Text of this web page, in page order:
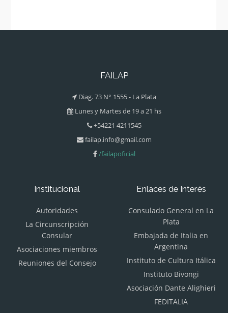
FAILAP
Diag. 73 N° 1555 - La Plata
Lunes y Martes de 19 a 21 hs
+54221 4211545
failap.info@gmail.com
/failapoficial
Institucional
Autoridades
La Circunscripción
Consular
Asociaciones miembros
Reuniones del Consejo
Enlaces de Interés
Consulado General en La
Plata
Embajada de Italia en
Argentina
Instituto de Cultura Itálica
Instituto Bivongi
Asociación Dante Alighieri
FEDITALIA